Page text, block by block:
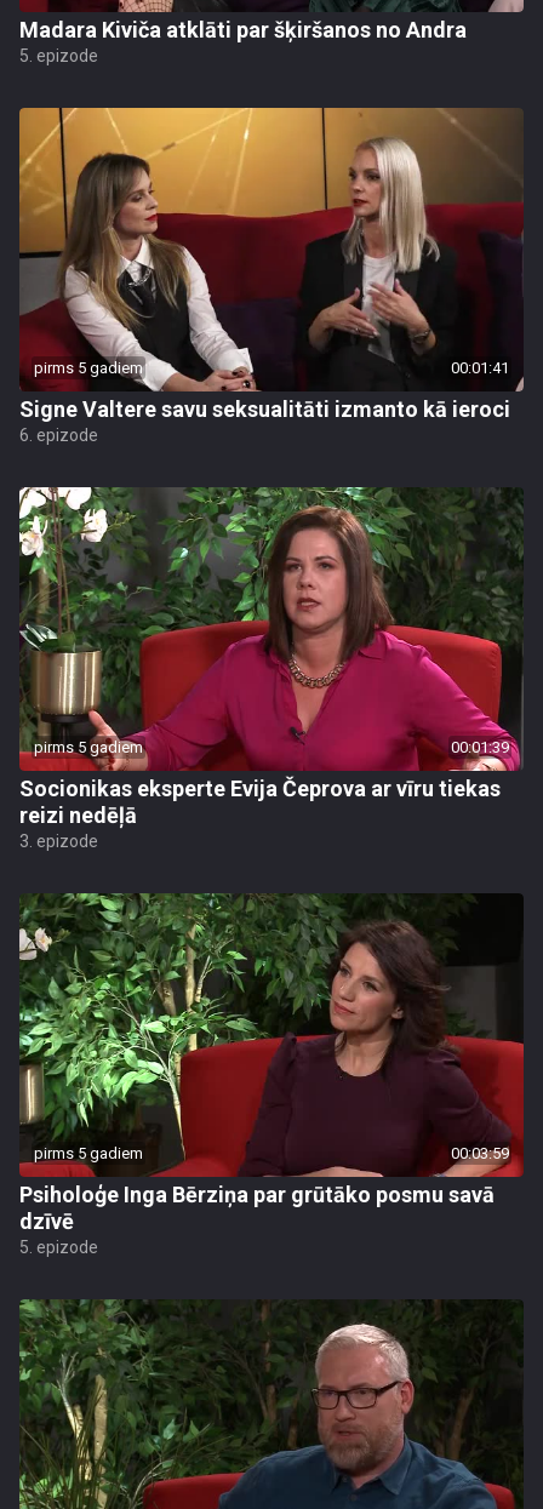
Madara Kiviča atklāti par šķiršanos no Andra
5. epizode
pirms 5 gadiem 00:01:41
Signe Valtere savu seksualitāti izmanto kā ieroci
6. epizode
pirms 5 gadiem 00:01:39
Socionikas eksperte Evija Čeprova ar vīru tiekas
reizi nedēļā
3. epizode
pirms 5 gadiem 00:03:59
Psiholoģe Inga Bērziņa par grūtāko posmu savā
dzīvē
5. epizode